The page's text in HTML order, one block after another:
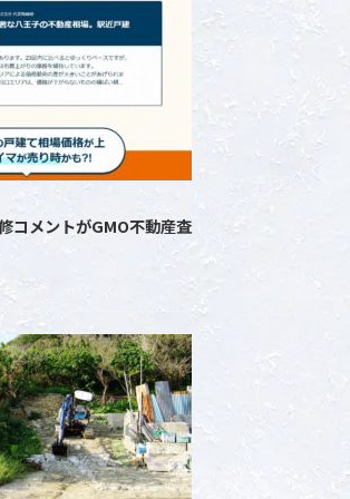
コメントがGMO不動産査